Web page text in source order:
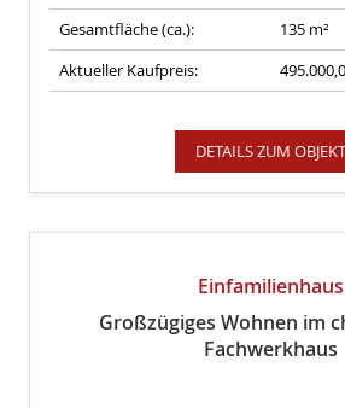
Gesamtfläche (ca.):
135 m²
Aktueller Kaufpreis:
DETAILS ZUM OBJEKT
Einfamilienhaus
Großzügiges Wohnen im
Fachwerkhaus